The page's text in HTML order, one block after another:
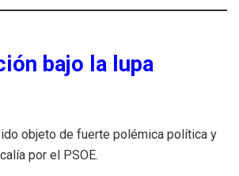
bajo la lupa
objeto de fuerte polémica política y
por el PSOE.